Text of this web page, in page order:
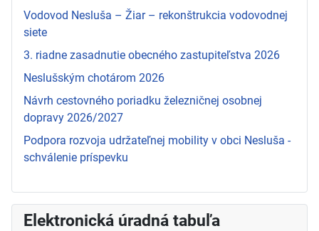
Vodovod Nesluša – Žiar – rekonštrukcia vodovodnej
siete
3. riadne zasadnutie obecného zastupiteľstva 2026
Neslušským chotárom 2026
Návrh cestovného poriadku železničnej osobnej
dopravy 2026/2027
Podpora rozvoja udržateľnej mobility v obci Nesluša -
schválenie príspevku
Elektronická úradná tabuľa